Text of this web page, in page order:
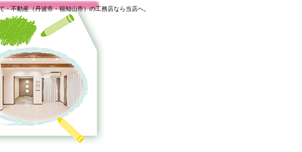
不動産（丹波市・福知山市）の工務店なら当店へ。